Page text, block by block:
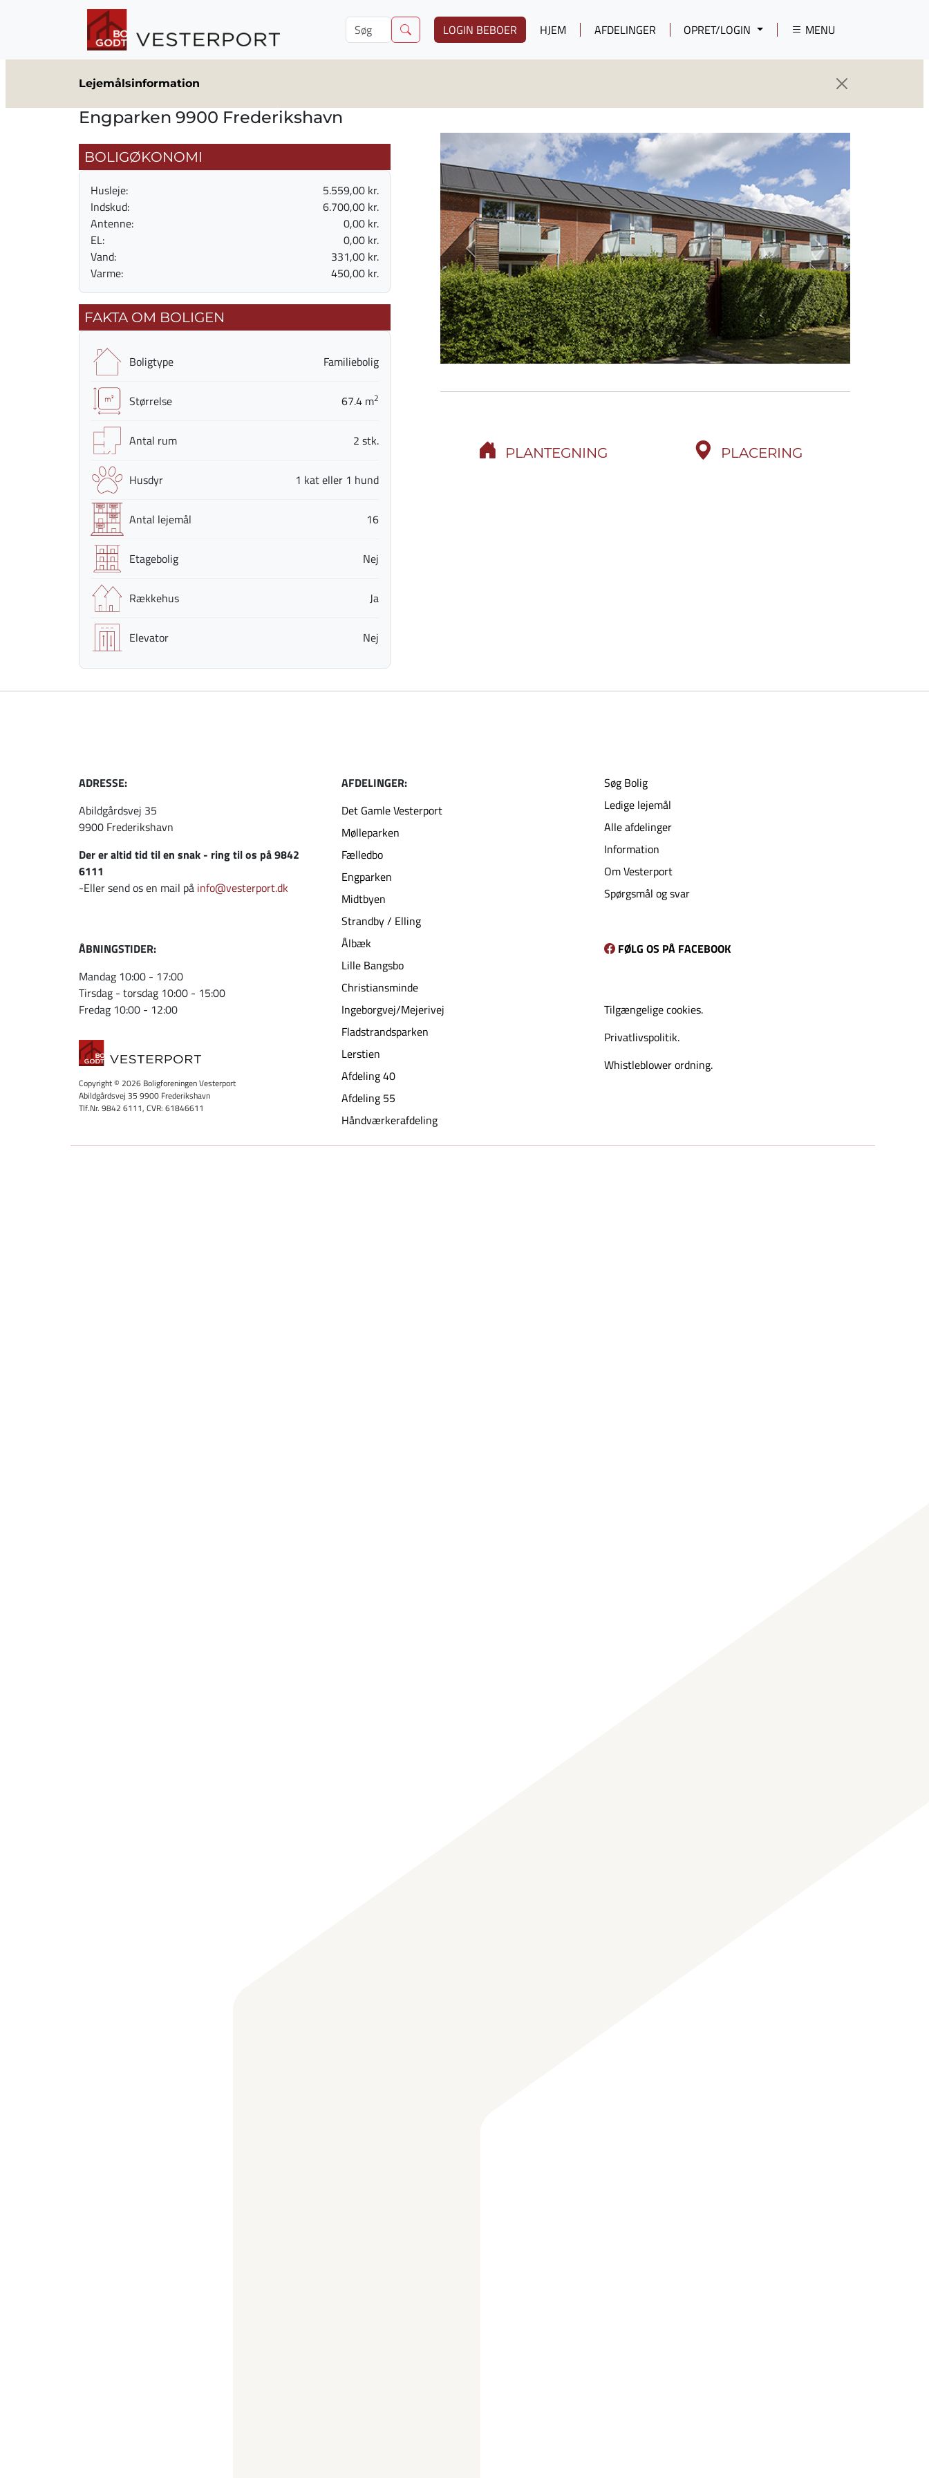
Gå til hovedindhold
LOGIN BEBOER
HJEM AFDELINGER OPRET/LOGIN MENU
Lejemålsinformation
Engparken 9900 Frederikshavn
BOLIGØKONOMI
Husleje:
5.559,00 kr.
Indskud:
6.700,00 kr.
Antenne:
0,00 kr.
EL:
0,00 kr.
Vand:
331,00 kr.
Varme:
450,00 kr.
FAKTA OM BOLIGEN
Boligtype Familiebolig
Størrelse 67.4 m2
Antal rum 2 stk.
Husdyr 1 kat eller 1 hund
Antal lejemål 16
Etagebolig Nej
Rækkehus Ja
Elevator Nej
Previous Next
PLANTEGNING PLACERING
ADRESSE:
Abildgårdsvej 35
9900 Frederikshavn
Der er altid tid til en snak - ring til os på 9842
6111
-Eller send os en mail på info@vesterport.dk
ÅBNINGSTIDER:
Mandag 10:00 - 17:00
Tirsdag - torsdag 10:00 - 15:00
Fredag 10:00 - 12:00
Copyright © 2026 Boligforeningen Vesterport
Abildgårdsvej 35 9900 Frederikshavn
Tlf.Nr. 9842 6111, CVR: 61846611
AFDELINGER:
Det Gamle Vesterport
Mølleparken
Fælledbo
Engparken
Midtbyen
Strandby / Elling
Ålbæk
Lille Bangsbo
Christiansminde
Ingeborgvej/Mejerivej
Fladstrandsparken
Lerstien
Afdeling 40
Afdeling 55
Håndværkerafdeling
Søg Bolig
Ledige lejemål
Alle afdelinger
Information
Om Vesterport
Spørgsmål og svar
FØLG OS PÅ FACEBOOK
Tilgængelige cookies.
Privatlivspolitik.
Whistleblower ordning.